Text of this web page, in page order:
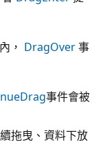
， DragOver事
事件會被
拖曳、資料下放